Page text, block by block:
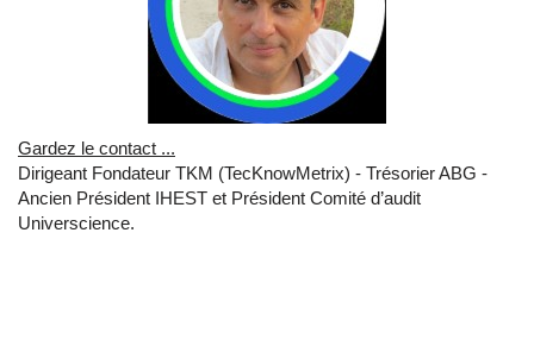
Gardez le contact ...
Dirigeant Fondateur TKM (TecKnowMetrix) - Trésorier ABG -
Ancien Président IHEST et Président Comité d’audit
Universcience.